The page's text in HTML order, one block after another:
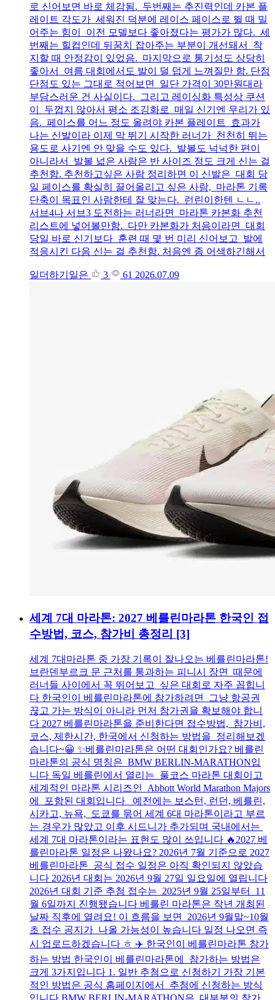
로 신어보면 바로 체감됨. 두번째는 추진력인데 카본 플
레이트 각도가 세워진 덕분에 레이스 페이스로 뛸 때 밀
어주는 힘이 이전 모델보다 좋아졌다는 평가가 많다. 세
번째는 힐컵인데 뒤꿈치 잡아주는 부분이 개선돼서 착
지할 때 안정감이 있었음. 마지막으로 통기성도 상당히
좋아서 여름 대회에서도 발이 덜 덥게 느껴질만 함. 단점
단점도 있는 그대로 적어보면 일단 가격이 30만원대라
부담스러운 건 사실이다. 그리고 레이싱화 특성상 쿠션
이 두껍지 않아서 평소 조깅화로 매일 신기엔 무리가 있
음. 페이스를 어느 정도 올려야 카본 플레이트 효과가
나는 신발이라 이제 막 뛰기 시작한 러너가 천천히 뛰는
용도로 사기엔 안 맞을 수도 있다. 발볼도 넉넉한 편이
아니라서 발볼 넓은 사람은 반 사이즈 정도 크게 신는 걸
추천함. 추천하고싶은 사람 정리하면 이 신발은 대회 당
일 페이스를 확실히 끌어올리고 싶은 사람, 마라톤 기록
단축이 목표인 사람한테 잘 맞는다. 런린이한텐 ㄴㄴ..
서브4나 서브3 도전하는 러너라면 마라톤 카본화 추천
리스트에 넣어볼만함. 다만 카본화가 처음이라면 대회
당일 바로 신기보다 훈련 때 몇 번 미리 신어보고 발에
적응시킨 다음 신는 걸 추천함. 처음엔 좀 어색하긴해서
일더하기일은 3 61 2026.07.09
세계 7대 마라톤: 2027 베를린마라톤 한국인 접
수방법, 코스, 참가비 총정리 [3]
세계 7대마라톤 중 가장 기록이 잘나오는 베를린마라톤!
브란덴부르크 문 근처를 통과하는 피니시 장면 때문에
러너들 사이에서 꼭 뛰어보고 싶은 대회로 자주 꼽힙니
다 한국인이 베를린마라톤에 참가하려면 그냥 항공권
끊고 가는 방식이 아니라 먼저 참가권을 확보해야 합니
다 2027 베를린마라톤을 준비한다면 접수방법, 참가비,
코스, 제한시간, 한국에서 신청하는 방법을 정리해보겠
습니다~😀 ✨베를린마라톤은 어떤 대회인가요? 베를린
마라톤의 공식 명칭은 BMW BERLIN-MARATHON입
니다 독일 베를린에서 열리는 풀코스 마라톤 대회이고
세계적인 마라톤 시리즈인 Abbott World Marathon Majors
에 포함된 대회입니다 예전에는 보스턴, 런던, 베를린,
시카고, 뉴욕, 도쿄를 묶어 세계 6대 마라톤이라고 부르
는 경우가 많았고 이후 시드니가 추가되며 국내에서는
세계 7대 마라톤이라는 표현도 많이 쓰입니다 🔥2027 베
를린마라톤 일정은 나왔나요? 2026년 7월 기준으로 2027
베를린마라톤 공식 접수 일정은 아직 확인되지 않았습
니다 2026년 대회는 2026년 9월 27일 일요일에 열립니다
2026년 대회 기준 추첨 접수는 2025년 9월 25일부터 11
월 6일까지 진행됐습니다 베를린 마라톤은 작년 개최된
날짜 직후에 열려요! 이 흐름을 보면 2026년 9월말~10월
초 접수 공지가 나올 가능성이 높습니다 일정 나오면 즉
시 업로드하겠습니다 ㅎ ✈️ 한국인이 베를린마라톤 참가
하는 방법 한국인이 베를린마라톤에 참가하는 방법은
크게 3가지입니다 1. 일반 추첨으로 신청하기 가장 기본
적인 방법은 공식 홈페이지에서 추첨에 신청하는 방식